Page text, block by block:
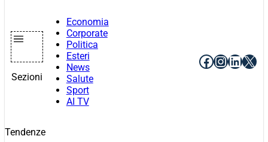
Sezioni
Economia
Corporate
Politica
Esteri
News
Salute
Sport
AI TV
Facebook
X
Tendenze